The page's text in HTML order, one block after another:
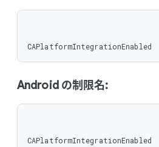
CAPlatformIntegrationEnabled
Android の制限名:
CAPlatformIntegrationEnabled